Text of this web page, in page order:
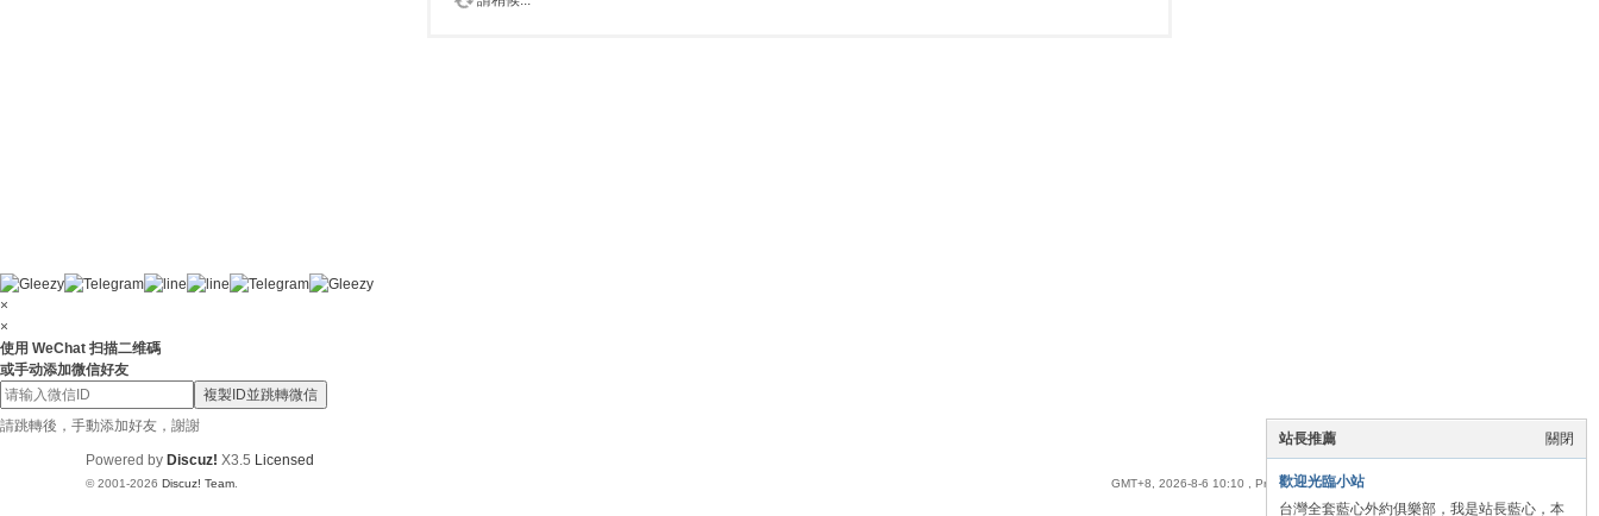
關閉
站長推薦
歡迎光臨小站
台灣全套藍心外約俱樂部，我是站長藍心，本
×
×
使用 WeChat 扫描二维碼
或手动添加微信好友
複製ID並跳轉微信
請跳轉後，手動添加好友，謝謝
手機版 | 全臺優質藍心外送茶
GMT+8, 2026-8-6 10:10 , Processed in 0.054890 second(s), 16 queries .
Powered by Discuz! X3.5 Licensed
© 2001-2026 Discuz! Team